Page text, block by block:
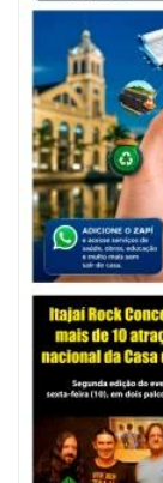
07/08/2026 | 07:00
Jordan Hang leva
Brusque
ITAPEMA